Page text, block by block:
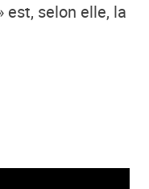
est, selon elle, la